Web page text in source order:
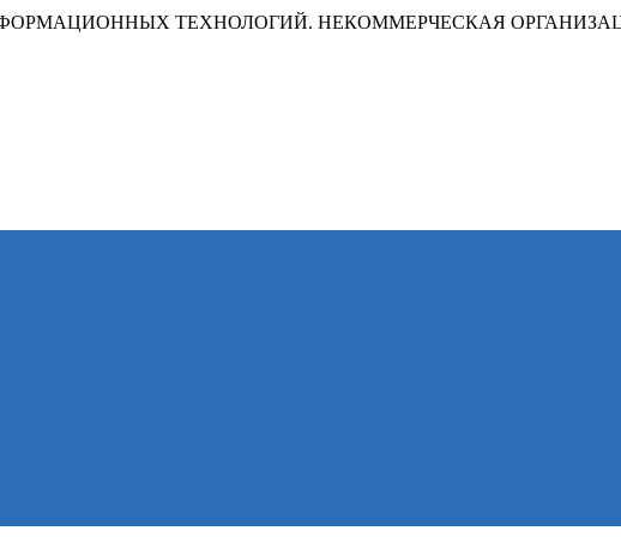
ТЕХНОЛОГИЙ. НЕКОММЕРЧЕСКАЯ